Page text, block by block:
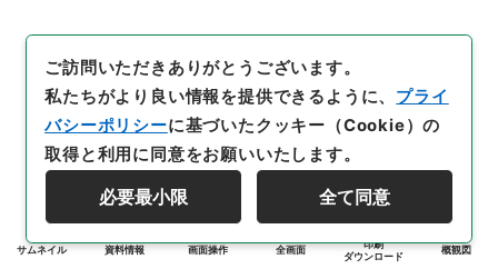
サムネイル 資料情報 画面操作 全画面
印刷
ダウンロード
概観図
ご訪問いただきありがとうございます。
私たちがより良い情報を提供できるように、 プライ
バシーポリシーに基づいたクッキー（Cookie）の
取得と利用に同意をお願いいたします。
必要最小限 全て同意